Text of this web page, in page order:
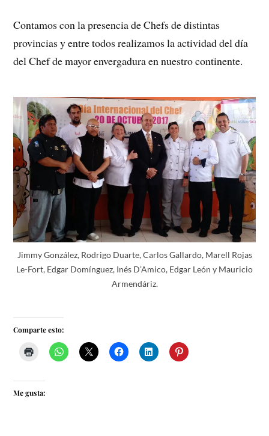
Contamos con la presencia de Chefs de distintas
provincias y entre todos realizamos la actividad del día
del Chef de mayor envergadura en nuestro continente.
Jimmy González, Rodrigo Duarte, Carlos Gallardo, Marell Rojas
Le-Fort, Edgar Domínguez, Inés D’Amico, Edgar León y Mauricio
Armendáriz.
Comparte esto:
Me gusta: